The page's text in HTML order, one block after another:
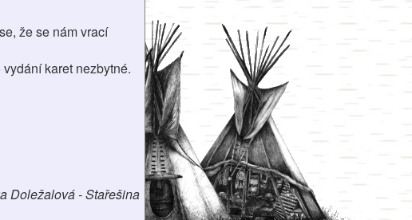
že se nám vrací
karet nezbytné.
Doležalová - Stařešina